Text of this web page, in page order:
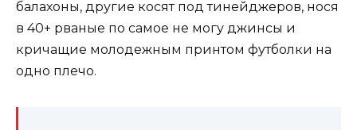
балахоны, другие косят под тинейджеров, нося
в 40+ рваные по самое не могу джинсы и
кричащие молодежным принтом футболки на
одно плечо.